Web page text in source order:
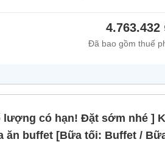
4.763.432
Đã bao gồm thuế
lượng có hạn! Đặt sớm nhé ]
ăn buffet [Bữa tối: Buffet /